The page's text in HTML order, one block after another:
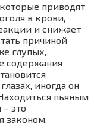
приводят
в крови,
и снижает
причиной
глупых,
содержания
иногда он
пьяным
это
законом.